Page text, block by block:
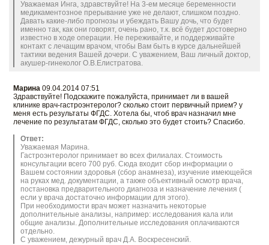
Уважаемая Инга, здравствуйте! На 3-ем месяце беременности
медикаментозное прерывание уже не делают, слишком поздно.
Давать какие-либо прогнозы и убеждать Вашу дочь, что будет
именно так, как они говорят, очень рано, т.к. всё будет достоверно
известно в ходе операции. Не переживайте, и поддерживайте
контакт с лечащим врачом, чтобы Вам быть в курсе дальнейшей
тактики ведения Вашей дочери. С уважением, Ваш личный доктор,
акушер-гинеколог О.В.Елистратова.
Марина 09.04.2014 07:51
Здравствуйте! Подскажите пожалуйста, принимает ли в вашей
клинике врач-гастроэнтеролог? сколько стоит первичный прием? у
меня есть результаты ФГДС. Хотела бы, чтоб врач назначил мне
лечение по результатам ФГДС, сколько это будет стоить? Спасибо.
Ответ:
Уважаемая Марина.
Гастроэнтеролог принимает во всех филиалах. Стоимость
консультации всего 700 руб. Сюда входит сбор информации о
Вашем состоянии здоровья (сбор анамнеза), изучение имеющейся
на руках мед. документации, а также объективный осмотр врача,
постановка предварительного диагноза и назначение лечения (
если у врача достаточно информации для этого).
При необходимости врач может назначить некоторые
дополнительные анализы, например: исследования кала или
общие анализы. Дополнительные исследования оплачиваются
отдельно.
С уважением, дежурный врач Д.А. Воскресенский.